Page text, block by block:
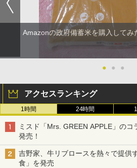
Amazonの政府備蓄米を購入してみ
● ● ●
アクセスランキング
1時間 24時間
ミスド「Mrs. GREEN APPLE」のコ
発売！
吉野家、牛リブロースを熱々で提供
食」を発売